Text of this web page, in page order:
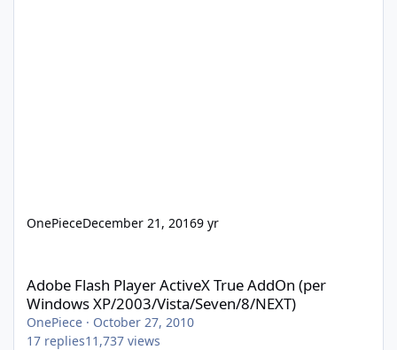
OnePieceDecember 21, 20169 yr
Adobe Flash Player ActiveX True AddOn (per
Windows XP/2003/Vista/Seven/8/NEXT)
OnePiece · October 27, 2010
17 replies11,737 views